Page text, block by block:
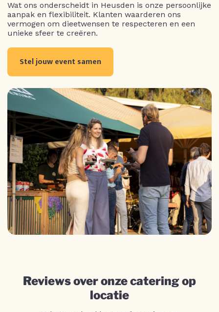
Wat ons onderscheidt in Heusden is onze persoonlijke
aanpak en flexibiliteit. Klanten waarderen ons
vermogen om dieetwensen te respecteren en een
unieke sfeer te creëren.
Stel jouw event samen
Reviews over onze catering op
locatie